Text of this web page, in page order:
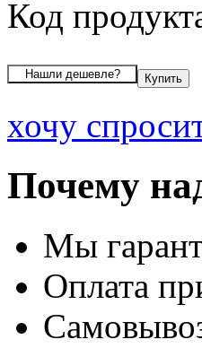
Код
хочу
Почему
Мы
Оплата